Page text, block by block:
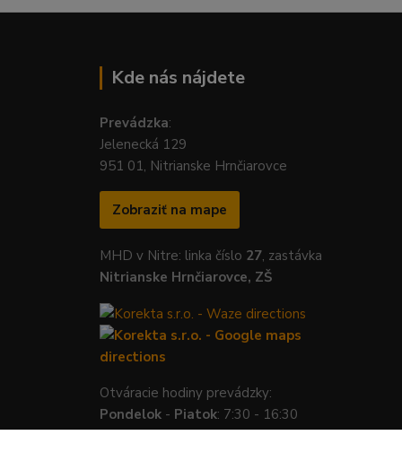
Kde nás nájdete
Prevádzka:
Jelenecká 129
951 01, Nitrianske Hrnčiarovce
Zobraziť na mape
MHD v Nitre: linka číslo 27, zastávka
Nitrianske Hrnčiarovce, ZŠ
Otváracie hodiny prevádzky:
Pondelok - Piatok: 7:30 - 16:30